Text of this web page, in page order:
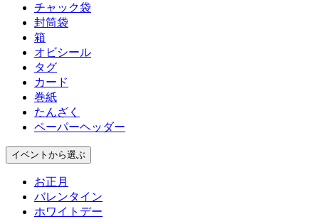
チャック袋
封筒袋
箱
オビシール
タグ
カード
巻紙
たんざく
ペーパーヘッダー
イベント から選ぶ
お正月
バレンタイン
ホワイトデー